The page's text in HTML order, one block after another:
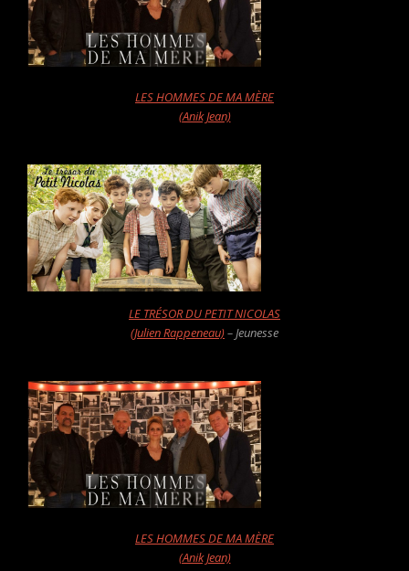
LES HOMMES DE MA MÈRE
(Anik Jean)
LE TRÉSOR DU PETIT NICOLAS
(Julien Rappeneau)– Jeunesse
LES HOMMES DE MA MÈRE
(Anik Jean)